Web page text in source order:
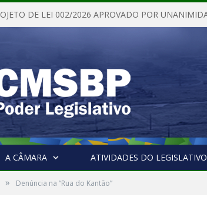
A CÂMARA ATIVIDADES DO LEGISLATIVO
» Denúncia na “Rua do Kantão”